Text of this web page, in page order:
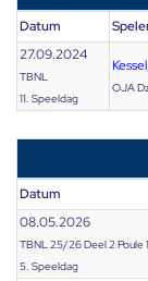
Datum
27.09.2024
TBNL
11. Speeldag
OJA
Datum
08.05.2026
TBNL 25/26 Deel 2 Poule 1
5. Speeldag